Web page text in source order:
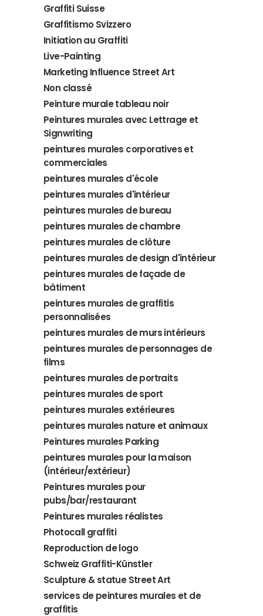
Graffiti Suisse
Graffitismo Svizzero
Initiation au Graffiti
Live-Painting
Marketing Influence Street Art
Non classé
Peinture murale tableau noir
Peintures murales avec Lettrage et
Signwriting
peintures murales corporatives et
commerciales
peintures murales d'école
peintures murales d'intérieur
peintures murales de bureau
peintures murales de chambre
peintures murales de clôture
peintures murales de design d'intérieur
peintures murales de façade de
bâtiment
peintures murales de graffitis
personnalisées
peintures murales de murs intérieurs
peintures murales de personnages de
films
peintures murales de portraits
peintures murales de sport
peintures murales extérieures
peintures murales nature et animaux
Peintures murales Parking
peintures murales pour la maison
(intérieur/extérieur)
Peintures murales pour
pubs/bar/restaurant
Peintures murales réalistes
Photocall graffiti
Reproduction de logo
Schweiz Graffiti-Künstler
Sculpture & statue Street Art
services de peintures murales et de
graffitis